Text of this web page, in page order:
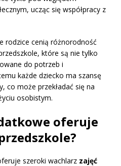
ucząc się współpracy z
rodzice cenią różnorodność
które są nie tylko
do potrzeb i
każde dziecko ma szansę
co może przekładać się na
osobistym.
oferuje
szeroki wachlarz zajęć